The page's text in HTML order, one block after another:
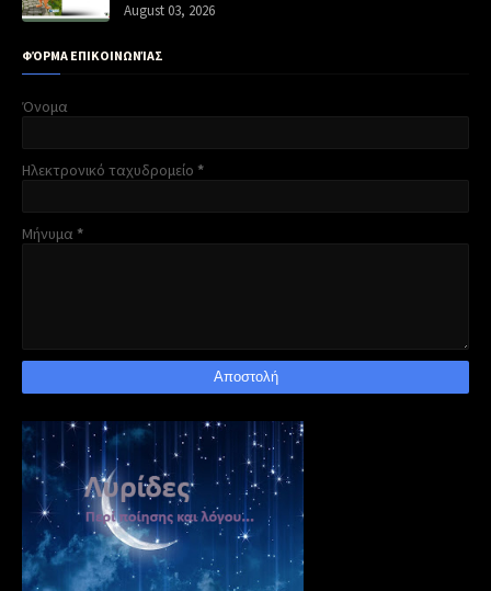
August 03, 2026
ΦΌΡΜΑ ΕΠΙΚΟΙΝΩΝΊΑΣ
Όνομα
Ηλεκτρονικό ταχυδρομείο *
Μήνυμα *